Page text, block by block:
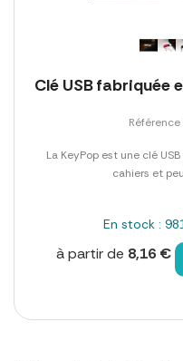
Clé USB fabriquée
La KeyPop est une clé
cahiers et
En stock :
à partir de 8,16 €